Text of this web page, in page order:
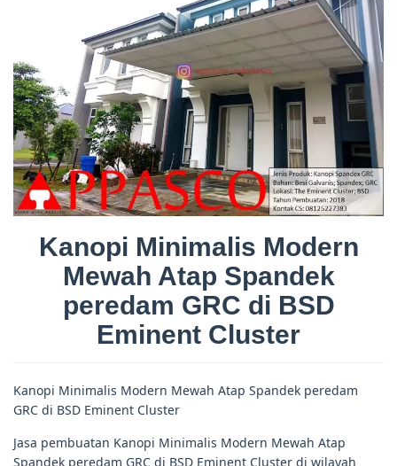
Kanopi Minimalis Modern
Mewah Atap Spandek
peredam GRC di BSD
Eminent Cluster
Kanopi Minimalis Modern Mewah Atap Spandek peredam
GRC di BSD Eminent Cluster
Jasa pembuatan Kanopi Minimalis Modern Mewah Atap
Spandek peredam GRC di BSD Eminent Cluster di wilayah